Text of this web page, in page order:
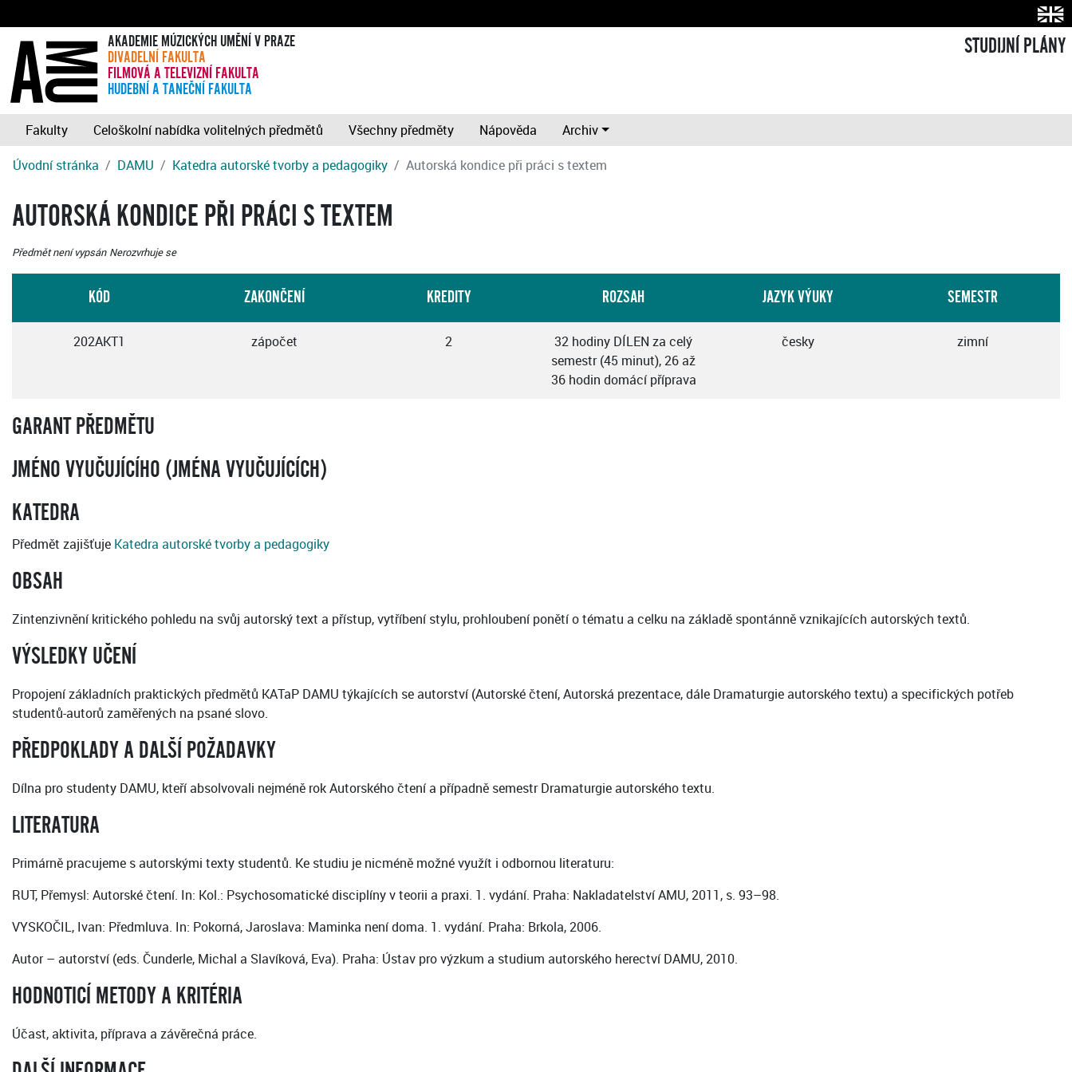
AKADEMIE MÚZICKÝCH UMĚNÍ V PRAZE
DIVADELNÍ FAKULTA
FILMOVÁ A TELEVIZNÍ FAKULTA
HUDEBNÍ A TANEČNÍ FAKULTA
STUDIJNÍ PLÁNY
Fakulty Celoškolní nabídka volitelných předmětů Všechny předměty Nápověda
Archiv
Úvodní stránka
DAMU Katedra autorské tvorby a pedagogiky Autorská kondice při práci s textem
AUTORSKÁ KONDICE PŘI PRÁCI S TEXTEM
Předmět není vypsán Nerozvrhuje se
KÓD ZAKONČENÍ KREDITY ROZSAH JAZYK VÝUKY SEMESTR
202AKT1 zápočet 2
32 hodiny DÍLEN za celý
semestr (45 minut), 26 až
36 hodin domácí příprava
česky zimní
GARANT PŘEDMĚTU
JMÉNO VYUČUJÍCÍHO (JMÉNA VYUČUJÍCÍCH)
KATEDRA
Předmět zajišťuje Katedra autorské tvorby a pedagogiky
OBSAH
Zintenzivnění kritického pohledu na svůj autorský text a přístup, vytříbení stylu, prohloubení ponětí o tématu a celku na základě spontánně vznikajících autorských textů.
VÝSLEDKY UČENÍ
Propojení základních praktických předmětů KATaP DAMU týkajících se autorství (Autorské čtení, Autorská prezentace, dále Dramaturgie autorského textu) a specifických potřeb
studentů-autorů zaměřených na psané slovo.
PŘEDPOKLADY A DALŠÍ POŽADAVKY
Dílna pro studenty DAMU, kteří absolvovali nejméně rok Autorského čtení a případně semestr Dramaturgie autorského textu.
LITERATURA
Primárně pracujeme s autorskými texty studentů. Ke studiu je nicméně možné využít i odbornou literaturu:
RUT, Přemysl: Autorské čtení. In: Kol.: Psychosomatické disciplíny v teorii a praxi. 1. vydání. Praha: Nakladatelství AMU, 2011, s. 93–98.
VYSKOČIL, Ivan: Předmluva. In: Pokorná, Jaroslava: Maminka není doma. 1. vydání. Praha: Brkola, 2006.
Autor – autorství (eds. Čunderle, Michal a Slavíková, Eva). Praha: Ústav pro výzkum a studium autorského herectví DAMU, 2010.
HODNOTICÍ METODY A KRITÉRIA
Účast, aktivita, příprava a závěrečná práce.